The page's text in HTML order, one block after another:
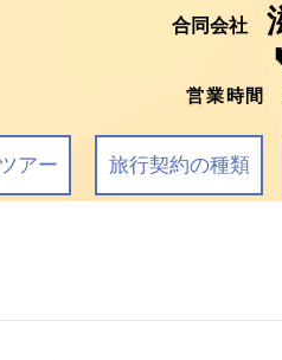
合同会社
営業時間
アー 旅行契約の種類